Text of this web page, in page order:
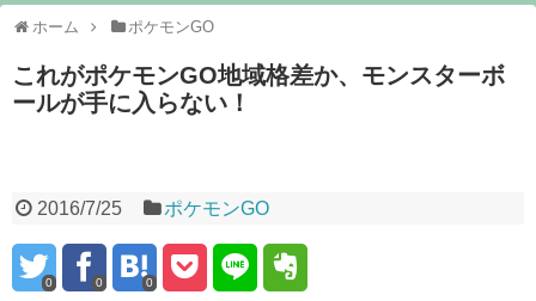
ホーム ポケモンGO
これがポケモンGO地域格差か、モンスターボ
ールが手に入らない！
2016/7/25 ポケモンGO
0 0 0